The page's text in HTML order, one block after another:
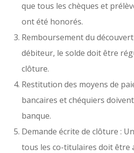
que tous les chèques et
ont été honorés.
Remboursement du
débiteur, le solde doit être
clôture.
Restitution des moyens de
bancaires et chéquiers
banque.
Demande écrite de clôture :
tous les co-titulaires doit être